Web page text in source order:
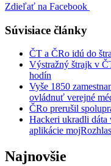
Zdieľať na Facebook
Súvisiace články
ČT a ČRo idú do
Výstražný štrajk v
hodín
Vyše 1850
ovládnuť verejné
ČRo prerušil
Hackeri ukradli
aplikácie mojRozhlas
Najnovšie